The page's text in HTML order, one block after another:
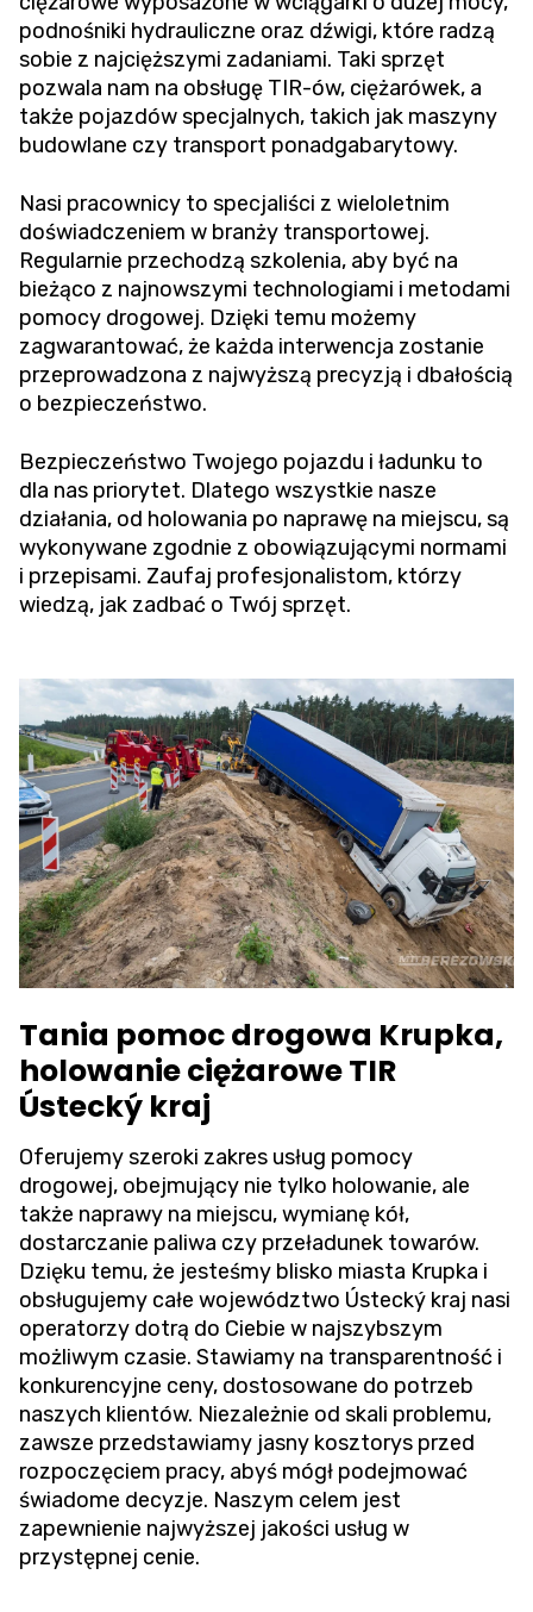
podnośniki hydrauliczne oraz dźwigi, które radzą
sobie z najcięższymi zadaniami. Taki sprzęt
pozwala nam na obsługę TIR-ów, ciężarówek, a
także pojazdów specjalnych, takich jak maszyny
budowlane czy transport ponadgabarytowy.
Nasi pracownicy to specjaliści z wieloletnim
doświadczeniem w branży transportowej.
Regularnie przechodzą szkolenia, aby być na
bieżąco z najnowszymi technologiami i metodami
pomocy drogowej. Dzięki temu możemy
zagwarantować, że każda interwencja zostanie
przeprowadzona z najwyższą precyzją i dbałością
o bezpieczeństwo.
Bezpieczeństwo Twojego pojazdu i ładunku to
dla nas priorytet. Dlatego wszystkie nasze
działania, od holowania po naprawę na miejscu, są
wykonywane zgodnie z obowiązującymi normami
i przepisami. Zaufaj profesjonalistom, którzy
wiedzą, jak zadbać o Twój sprzęt.
Tania pomoc drogowa Krupka,
holowanie ciężarowe TIR
Ústecký kraj
Oferujemy szeroki zakres usług pomocy
drogowej, obejmujący nie tylko holowanie, ale
także naprawy na miejscu, wymianę kół,
dostarczanie paliwa czy przeładunek towarów.
Dzięku temu, że jesteśmy blisko miasta Krupka i
obsługujemy całe województwo Ústecký kraj nasi
operatorzy dotrą do Ciebie w najszybszym
możliwym czasie. Stawiamy na transparentność i
konkurencyjne ceny, dostosowane do potrzeb
naszych klientów. Niezależnie od skali problemu,
zawsze przedstawiamy jasny kosztorys przed
rozpoczęciem pracy, abyś mógł podejmować
świadome decyzje. Naszym celem jest
zapewnienie najwyższej jakości usług w
przystępnej cenie.